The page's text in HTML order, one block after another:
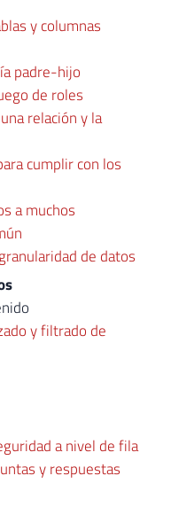
y columnas
padre-hijo
de roles
relación y la
cumplir con los
a muchos
de datos
y filtrado de
a nivel de fila
y respuestas